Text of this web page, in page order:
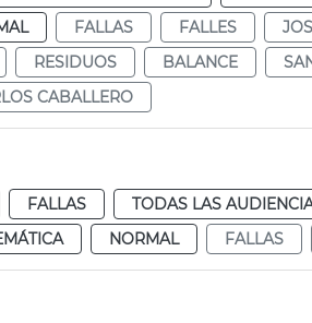
FALLAS FALLES
RESIDUOS BALANCE
CABALLERO
FALLAS TODAS LAS
NORMAL FALLAS